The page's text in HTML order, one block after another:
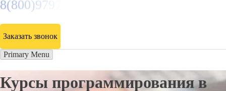
8(800)9797043
Заказать звонок
Primary Menu
Курсы программирования в